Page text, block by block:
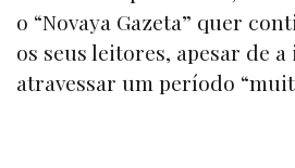
o “Novaya Gazeta” quer
os seus leitores, apesar de
atravessar um período